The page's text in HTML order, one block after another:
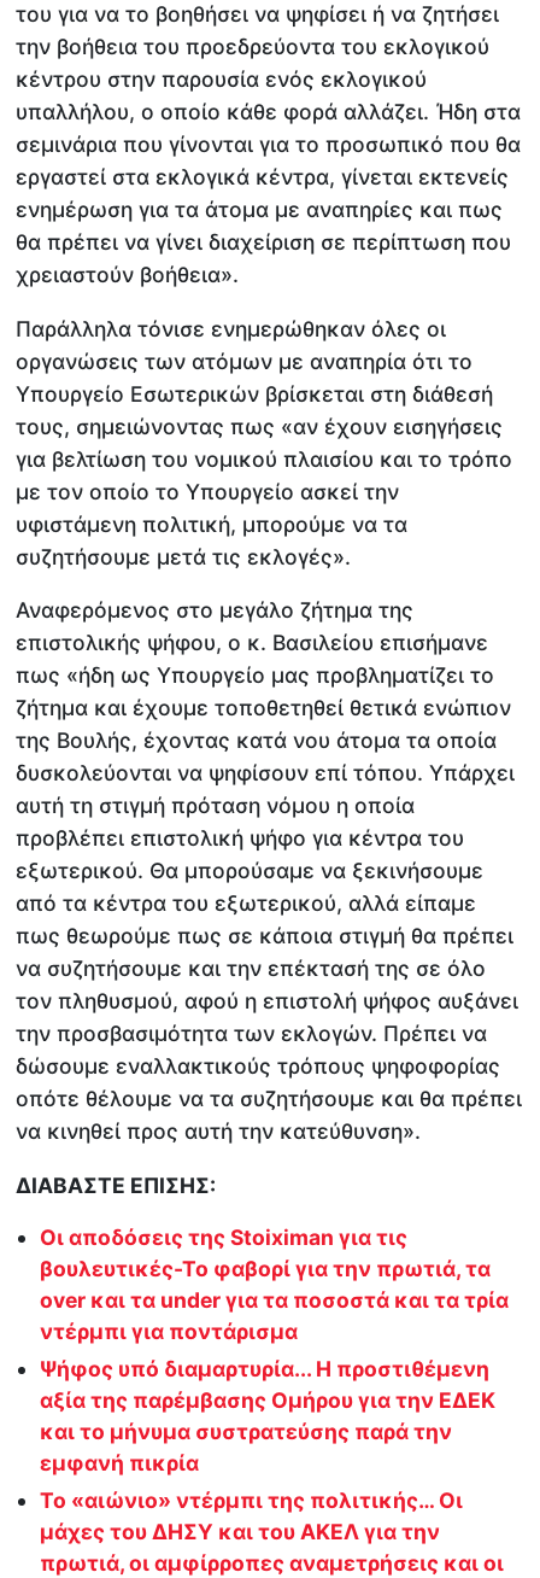
του για να το βοηθήσει να ψηφίσει ή να ζητήσει
την βοήθεια του προεδρεύοντα του εκλογικού
κέντρου στην παρουσία ενός εκλογικού
υπαλλήλου, ο οποίο κάθε φορά αλλάζει. Ήδη στα
σεμινάρια που γίνονται για το προσωπικό που θα
εργαστεί στα εκλογικά κέντρα, γίνεται εκτενείς
ενημέρωση για τα άτομα με αναπηρίες και πως
θα πρέπει να γίνει διαχείριση σε περίπτωση που
χρειαστούν βοήθεια».
Παράλληλα τόνισε ενημερώθηκαν όλες οι
οργανώσεις των ατόμων με αναπηρία ότι το
Υπουργείο Εσωτερικών βρίσκεται στη διάθεσή
τους, σημειώνοντας πως «αν έχουν εισηγήσεις
για βελτίωση του νομικού πλαισίου και το τρόπο
με τον οποίο το Υπουργείο ασκεί την
υφιστάμενη πολιτική, μπορούμε να τα
συζητήσουμε μετά τις εκλογές».
Αναφερόμενος στο μεγάλο ζήτημα της
επιστολικής ψήφου, ο κ. Βασιλείου επισήμανε
πως «ήδη ως Υπουργείο μας προβληματίζει το
ζήτημα και έχουμε τοποθετηθεί θετικά ενώπιον
της Βουλής, έχοντας κατά νου άτομα τα οποία
δυσκολεύονται να ψηφίσουν επί τόπου. Υπάρχει
αυτή τη στιγμή πρόταση νόμου η οποία
προβλέπει επιστολική ψήφο για κέντρα του
εξωτερικού. Θα μπορούσαμε να ξεκινήσουμε
από τα κέντρα του εξωτερικού, αλλά είπαμε
πως θεωρούμε πως σε κάποια στιγμή θα πρέπει
να συζητήσουμε και την επέκτασή της σε όλο
τον πληθυσμού, αφού η επιστολή ψήφος αυξάνει
την προσβασιμότητα των εκλογών. Πρέπει να
δώσουμε εναλλακτικούς τρόπους ψηφοφορίας
οπότε θέλουμε να τα συζητήσουμε και θα πρέπει
να κινηθεί προς αυτή την κατεύθυνση».
ΔΙΑΒΑΣΤΕ ΕΠΙΣΗΣ:
Οι αποδόσεις της Stoiximan για τις
βουλευτικές-Το φαβορί για την πρωτιά, τα
over και τα under για τα ποσοστά και τα τρία
ντέρμπι για ποντάρισμα
Ψήφος υπό διαμαρτυρία... Η προστιθέμενη
αξία της παρέμβασης Ομήρου για την ΕΔΕΚ
και το μήνυμα συστρατεύσης παρά την
εμφανή πικρία
Το «αιώνιο» ντέρμπι της πολιτικής… Οι
μάχες του ΔΗΣΥ και του ΑΚΕΛ για την
πρωτιά, οι αμφίρροπες αναμετρήσεις και οι